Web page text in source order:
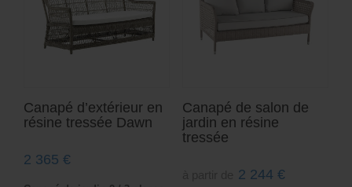
Canapé d’extérieur en
résine tressée Dawn
2 365 €
Canapé de salon de
jardin en résine
tressée
2 244 €